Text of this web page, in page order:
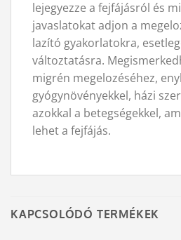
lejegyezze a fejfájásról és
javaslatokat adjon a
lazító gyakorlatokra,
változtatásra.
migrén megelozéséhez,
gyógynövényekkel, házi
azokkal a betegségekkel,
lehet a fejfájás.
KAPCSOLÓDÓ TERMÉKEK